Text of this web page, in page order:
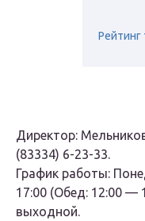
Директор:
(83334) 6-23-33.
График работы:
17:00 (Обед: 12:00 —
выходной.